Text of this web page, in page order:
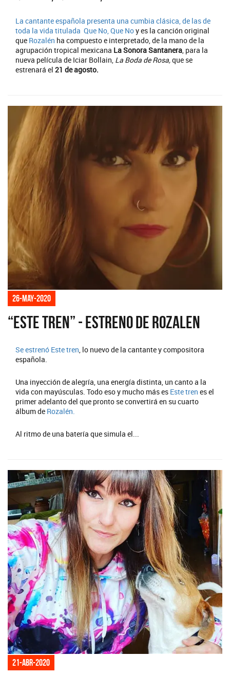
La cantante española presenta una cumbia clásica, de las de
toda la vida titulada Que No, Que Noy es la canción original
que Rozalén ha compuesto e interpretado, de la mano de la
agrupación tropical mexicana La Sonora Santanera, para la
nueva película de Iciar Bollain, La Boda de Rosa,que se
estrenará el 21 de agosto.
26-may-2020
“Este Tren” - Estreno de Rozalen
Se estrenó Este tren, lo nuevo de la cantante y compositora
española.
Una inyección de alegría, una energía distinta, un canto a la
vida con mayúsculas. Todo eso y mucho más es Este tren es el
primer adelanto del que pronto se convertirá en su cuarto
álbum de Rozalén.
Al ritmo de una batería que simula el...
21-abr-2020